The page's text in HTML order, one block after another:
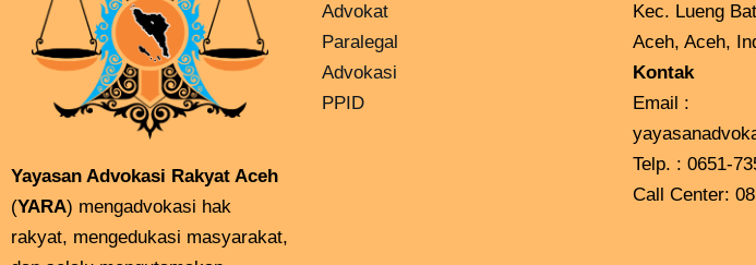
Yayasan Advokasi Rakyat Aceh
(YARA) mengadvokasi hak
rakyat, mengedukasi masyarakat,
Advokat
Paralegal
Advokasi
PPID
Kec. Lueng
Aceh, Aceh,
Kontak
Email :
Telp. : 0651-
Call Center: